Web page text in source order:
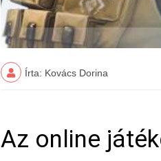
Írta: Kovács Dorina
Az online